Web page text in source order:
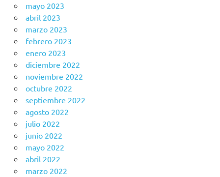
mayo 2023
abril 2023
marzo 2023
febrero 2023
enero 2023
diciembre 2022
noviembre 2022
octubre 2022
septiembre 2022
agosto 2022
julio 2022
junio 2022
mayo 2022
abril 2022
marzo 2022